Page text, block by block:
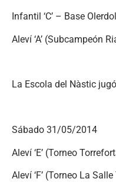
Infantil ‘C’ – Base
Aleví ‘A’ (Subcampeón
La Escola del Nàstic
Sábado 31/05/2014
Aleví ‘E’ (Torneo
Aleví ‘F’ (Torneo La